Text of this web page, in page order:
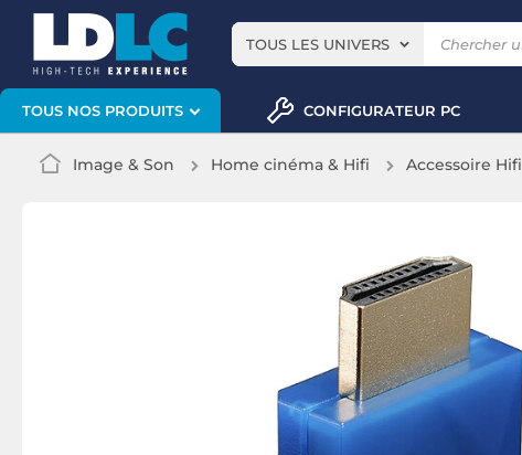
TOUS LES UNIVERS
TOUS NOS PRODUITS CONFIGURATEUR PC
Image & Son Home cinéma & Hifi Accessoire Hifi